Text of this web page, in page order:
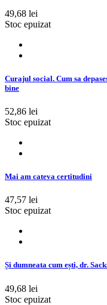
49,68 lei
Stoc epuizat
Curajul social. Cum sa
bine
52,86 lei
Stoc epuizat
Mai am cateva certitudini
47,57 lei
Stoc epuizat
Și dumneata cum ești, dr.
49,68 lei
Stoc epuizat